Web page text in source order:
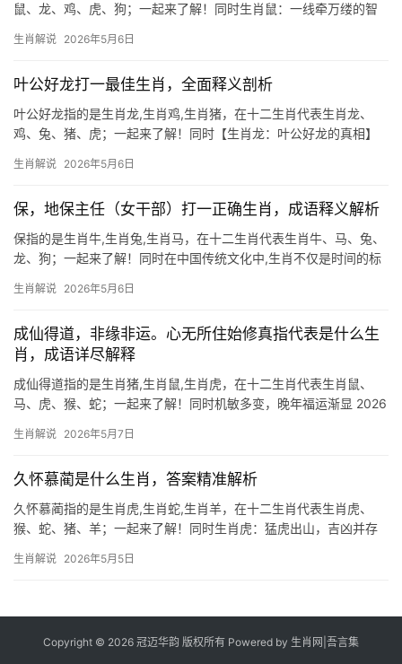
鼠、龙、鸡、虎、狗；一起来了解！同时生肖鼠：一线牵万缕的智
敏串联，而“红云”暗藏“子时”灯火，正应了生肖鼠的灵动特性，鼠为
生肖解说 2026年5月6日
叶公好龙打一最佳生肖，全面释义剖析
叶公好龙指的是生肖龙,生肖鸡,生肖猪，在十二生肖代表生肖龙、
鸡、兔、猪、虎；一起来了解！同时【生肖龙：叶公好龙的真相】
魂飞魄散，若问此典故打一生肖，答案正是【生肖龙】，龙作为十
生肖解说 2026年5月6日
保，地保主任（女干部）打一正确生肖，成语释义解析
保指的是生肖牛,生肖兔,生肖马，在十二生肖代表生肖牛、马、兔、
龙、狗；一起来了解！同时在中国传统文化中,生肖不仅是时间的标
性干部形象时，她的坚韧与细致恰如某种生肖的化身，结合民间智
生肖解说 2026年5月6日
成仙得道，非缘非运。心无所住始修真指代表是什么生
肖，成语详尽解释
成仙得道指的是生肖猪,生肖鼠,生肖虎，在十二生肖代表生肖鼠、
马、虎、猴、蛇；一起来了解！同时机敏多变，晚年福运渐显 2026
目被抢、团队停滞之事频发，29岁至51岁者尤为明显，部分人甚至
生肖解说 2026年5月7日
久怀慕蔺是什么生肖，答案精准解析
久怀慕蔺指的是生肖虎,生肖蛇,生肖羊，在十二生肖代表生肖虎、
猴、蛇、猪、羊；一起来了解！同时生肖虎：猛虎出山，吉凶并存
上，29岁和41岁的属虎人极易遭遇“龙争虎斗”，项目被抢或团队停
生肖解说 2026年5月5日
Copyright © 2026 冠迈华韵 版权所有 Powered by 生肖网 吾言集